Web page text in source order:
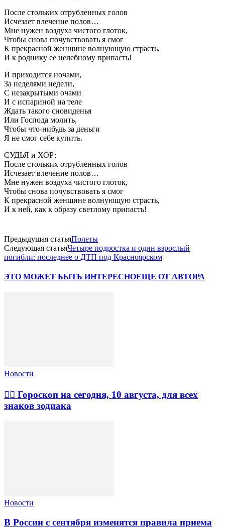
После стольких отрубленных голов
Исчезает влечение полов…
Мне нужен воздуха чистого глоток,
Чтобы снова почувствовать я смог
К прекрасной женщине волнующую страсть,
И к роднику ее целебному припасть!
И приходится ночами,
За неделями недели,
С незакрытыми очами
И с испариной на теле
Ждать такого сновиденья
Или Господа молить,
Чтобы что-нибудь за деньги
Я не смог себе купить.
СУДЬЯ и ХОР:
После стольких отрубленных голов
Исчезает влечение полов…
Мне нужен воздуха чистого глоток,
Чтобы снова почувствовать я смог
К прекрасной женщине волнующую страсть,
И к ней, как к образу светлому припасть!
Предыдущая статьяПолеты
Следующая статьяЧетыре подростка и один взрослый
погибли: последнее о ДТП под Красноярском
ЭТО МОЖЕТ БЫТЬ ИНТЕРЕСНОЕЩЕ ОТ АВТОРА
Новости
🧙‍♀ Гороскоп на сегодня, 10 августа, для всех
знаков зодиака
Новости
В России с сентября изменятся правила приема